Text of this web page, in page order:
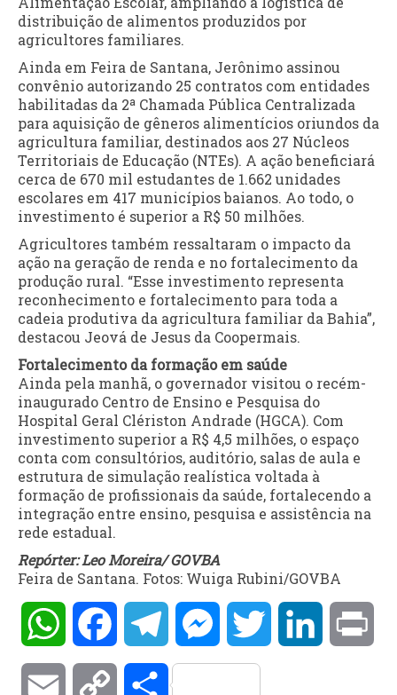
distribuição de alimentos produzidos por
agricultores familiares.
Ainda em Feira de Santana, Jerônimo assinou
convênio autorizando 25 contratos com entidades
habilitadas da 2ª Chamada Pública Centralizada
para aquisição de gêneros alimentícios oriundos da
agricultura familiar, destinados aos 27 Núcleos
Territoriais de Educação (NTEs). A ação beneficiará
cerca de 670 mil estudantes de 1.662 unidades
escolares em 417 municípios baianos. Ao todo, o
investimento é superior a R$ 50 milhões.
Agricultores também ressaltaram o impacto da
ação na geração de renda e no fortalecimento da
produção rural. “Esse investimento representa
reconhecimento e fortalecimento para toda a
cadeia produtiva da agricultura familiar da Bahia”,
destacou Jeová de Jesus da Coopermais.
Fortalecimento da formação em saúde
Ainda pela manhã, o governador visitou o recém-
inaugurado Centro de Ensino e Pesquisa do
Hospital Geral Clériston Andrade (HGCA). Com
investimento superior a R$ 4,5 milhões, o espaço
conta com consultórios, auditório, salas de aula e
estrutura de simulação realística voltada à
formação de profissionais da saúde, fortalecendo a
integração entre ensino, pesquisa e assistência na
rede estadual.
Repórter: Leo Moreira/ GOVBA
Feira de Santana. Fotos: Wuiga Rubini/GOVBA
WhatsAppFacebookTelegramMessengerTwitter LinkedIn
Email Copy Compartilhar